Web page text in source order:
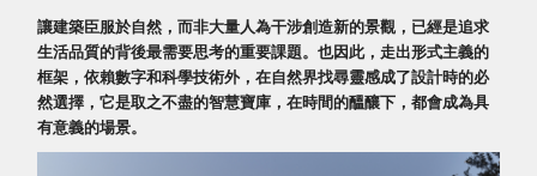
讓建築臣服於自然，而非大量人為干涉創造新的景觀，已經是追求
生活品質的背後最需要思考的重要課題。也因此，走出形式主義的
框架，依賴數字和科學技術外，在自然界找尋靈感成了設計時的必
然選擇，它是取之不盡的智慧寶庫，在時間的醞釀下，都會成為具
有意義的場景。